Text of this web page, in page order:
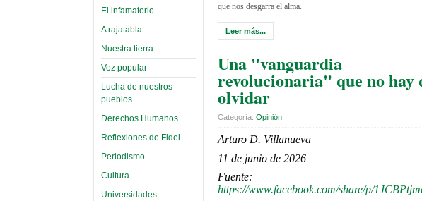
El infamatorio
A rajatabla
Nuestra tierra
Voz popular
Lucha de nuestros
pueblos
Derechos Humanos
Reflexiones de Fidel
Periodismo
Cultura
Universidades
que nos desgarra el alma.
Leer más...
Una "vanguardia
revolucionaria" que no hay
olvidar
Categoría: Opinión
Arturo D. Villanueva
11 de junio de 2026
Fuente:
https://www.facebook.com/share/p/